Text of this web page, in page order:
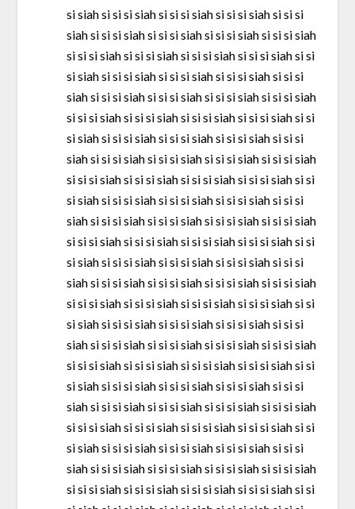
si siah si si si siah si si si siah si si si siah si si si
siah si si si siah si si si siah si si si siah si si si siah
si si si siah si si si siah si si si siah si si si siah si si
si siah si si si siah si si si siah si si si siah si si si
siah si si si siah si si si siah si si si siah si si si siah
si si si siah si si si siah si si si siah si si si siah si si
si siah si si si siah si si si siah si si si siah si si si
siah si si si siah si si si siah si si si siah si si si siah
si si si siah si si si siah si si si siah si si si siah si si
si siah si si si siah si si si siah si si si siah si si si
siah si si si siah si si si siah si si si siah si si si siah
si si si siah si si si siah si si si siah si si si siah si si
si siah si si si siah si si si siah si si si siah si si si
siah si si si siah si si si siah si si si siah si si si siah
si si si siah si si si siah si si si siah si si si siah si si
si siah si si si siah si si si siah si si si siah si si si
siah si si si siah si si si siah si si si siah si si si siah
si si si siah si si si siah si si si siah si si si siah si si
si siah si si si siah si si si siah si si si siah si si si
siah si si si siah si si si siah si si si siah si si si siah
si si si siah si si si siah si si si siah si si si siah si si
si siah si si si siah si si si siah si si si siah si si si
siah si si si siah si si si siah si si si siah si si si siah
si si si siah si si si siah si si si siah si si si siah si si